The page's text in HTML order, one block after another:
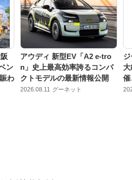
ン
わ
アウディ 新型EV「A2 e-tro
n」史上最高効率誇るコンパ
クトモデルの最新情報公開
2026.08.11 グーネット
催